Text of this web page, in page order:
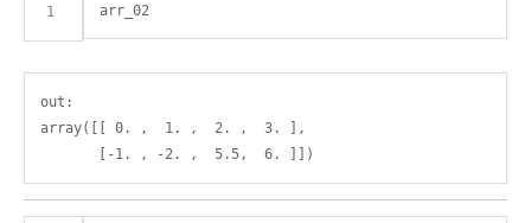
1 arr_02
out:
array([[ 0. ,  1. ,  2. ,  3. ],